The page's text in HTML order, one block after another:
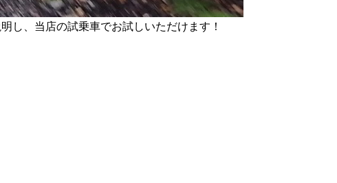
し、当店の試乗車でお試しいただけます！